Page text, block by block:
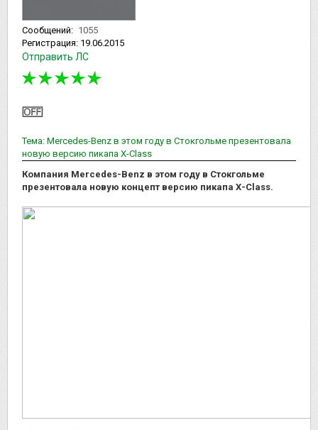
Сообщений: 1055
Регистрация: 19.06.2015
Отправить ЛС
Тема: Mercedes-Benz в этом году в Стокгольме презентовала
новую версию пикапа Х-Class
Компания Mercedes-Benz в этом году в Стокгольме
презентовала новую концепт версию пикапа Х-Class.